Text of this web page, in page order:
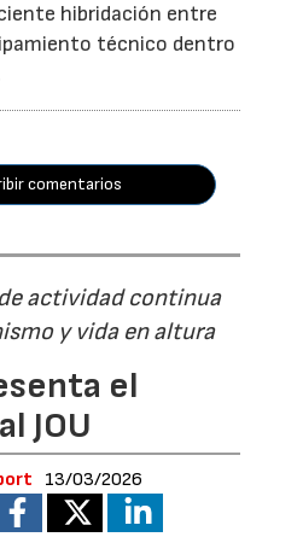
hibridación entre
técnico dentro
comentarios
actividad continua
y vida en altura
el
JOU
13/03/2026